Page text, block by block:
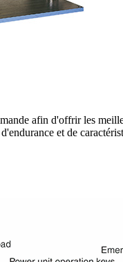
afin d'offrir les
et de